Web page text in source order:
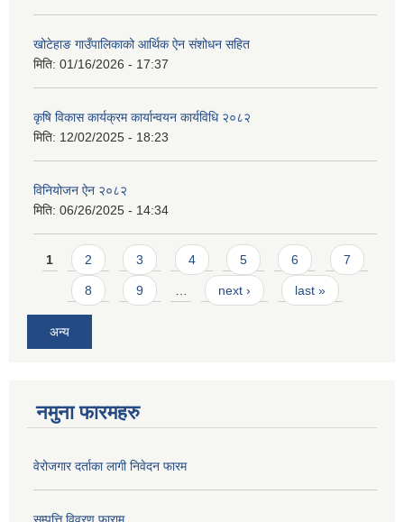
खोटेहाङ गाउँपालिकाको आर्थिक ऐन संशोधन सहित
मिति: 01/16/2026 - 17:37
कृषि विकास कार्यक्रम कार्यान्वयन कार्यविधि २०८२
मिति: 12/02/2025 - 18:23
विनियोजन ऐन २०८२
मिति: 06/26/2025 - 14:34
Pages
1 2 3 4 5 6 7
8 9 next › last »
अन्य
नमुना फारमहरु
वेरोजगार दर्ताका लागी निवेदन फारम